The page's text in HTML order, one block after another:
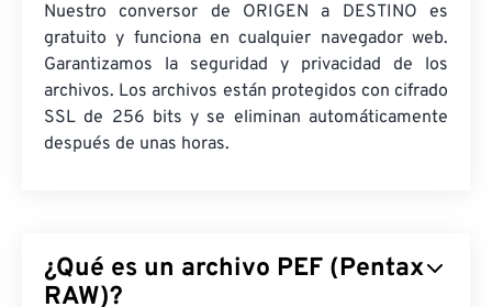
Nuestro conversor de ORIGEN a DESTINO es
gratuito y funciona en cualquier navegador web.
Garantizamos la seguridad y privacidad de los
archivos. Los archivos están protegidos con cifrado
SSL de 256 bits y se eliminan automáticamente
después de unas horas.
¿Qué es un archivo PEF (Pentax
RAW)?